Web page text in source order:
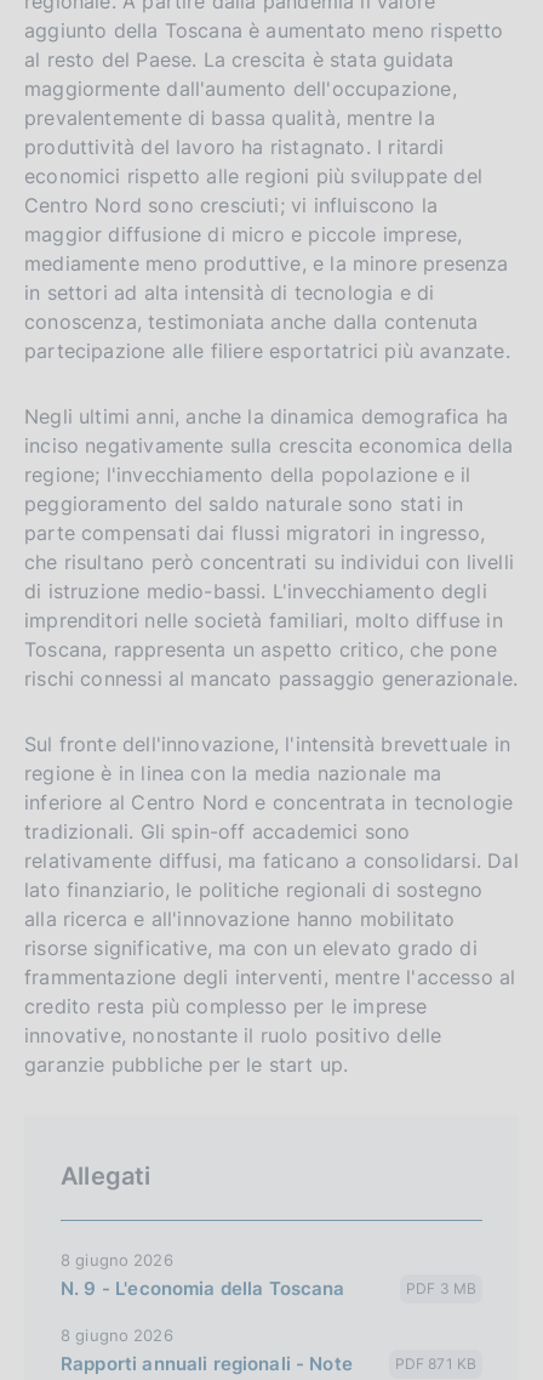
aggiunto della Toscana è aumentato meno rispetto
al resto del Paese. La crescita è stata guidata
maggiormente dall'aumento dell'occupazione,
prevalentemente di bassa qualità, mentre la
produttività del lavoro ha ristagnato. I ritardi
economici rispetto alle regioni più sviluppate del
Centro Nord sono cresciuti; vi influiscono la
maggior diffusione di micro e piccole imprese,
mediamente meno produttive, e la minore presenza
in settori ad alta intensità di tecnologia e di
conoscenza, testimoniata anche dalla contenuta
partecipazione alle filiere esportatrici più avanzate.
Negli ultimi anni, anche la dinamica demografica ha
inciso negativamente sulla crescita economica della
regione; l'invecchiamento della popolazione e il
peggioramento del saldo naturale sono stati in
parte compensati dai flussi migratori in ingresso,
che risultano però concentrati su individui con livelli
di istruzione medio-bassi. L'invecchiamento degli
imprenditori nelle società familiari, molto diffuse in
Toscana, rappresenta un aspetto critico, che pone
rischi connessi al mancato passaggio generazionale.
Sul fronte dell'innovazione, l'intensità brevettuale in
regione è in linea con la media nazionale ma
inferiore al Centro Nord e concentrata in tecnologie
tradizionali. Gli spin-off accademici sono
relativamente diffusi, ma faticano a consolidarsi. Dal
lato finanziario, le politiche regionali di sostegno
alla ricerca e all'innovazione hanno mobilitato
risorse significative, ma con un elevato grado di
frammentazione degli interventi, mentre l'accesso al
credito resta più complesso per le imprese
innovative, nonostante il ruolo positivo delle
garanzie pubbliche per le start up.
Allegati
8 giugno 2026
N. 9 - L'economia della Toscana PDF 3 MB
8 giugno 2026
Rapporti annuali regionali - Note
PDF 871 KB